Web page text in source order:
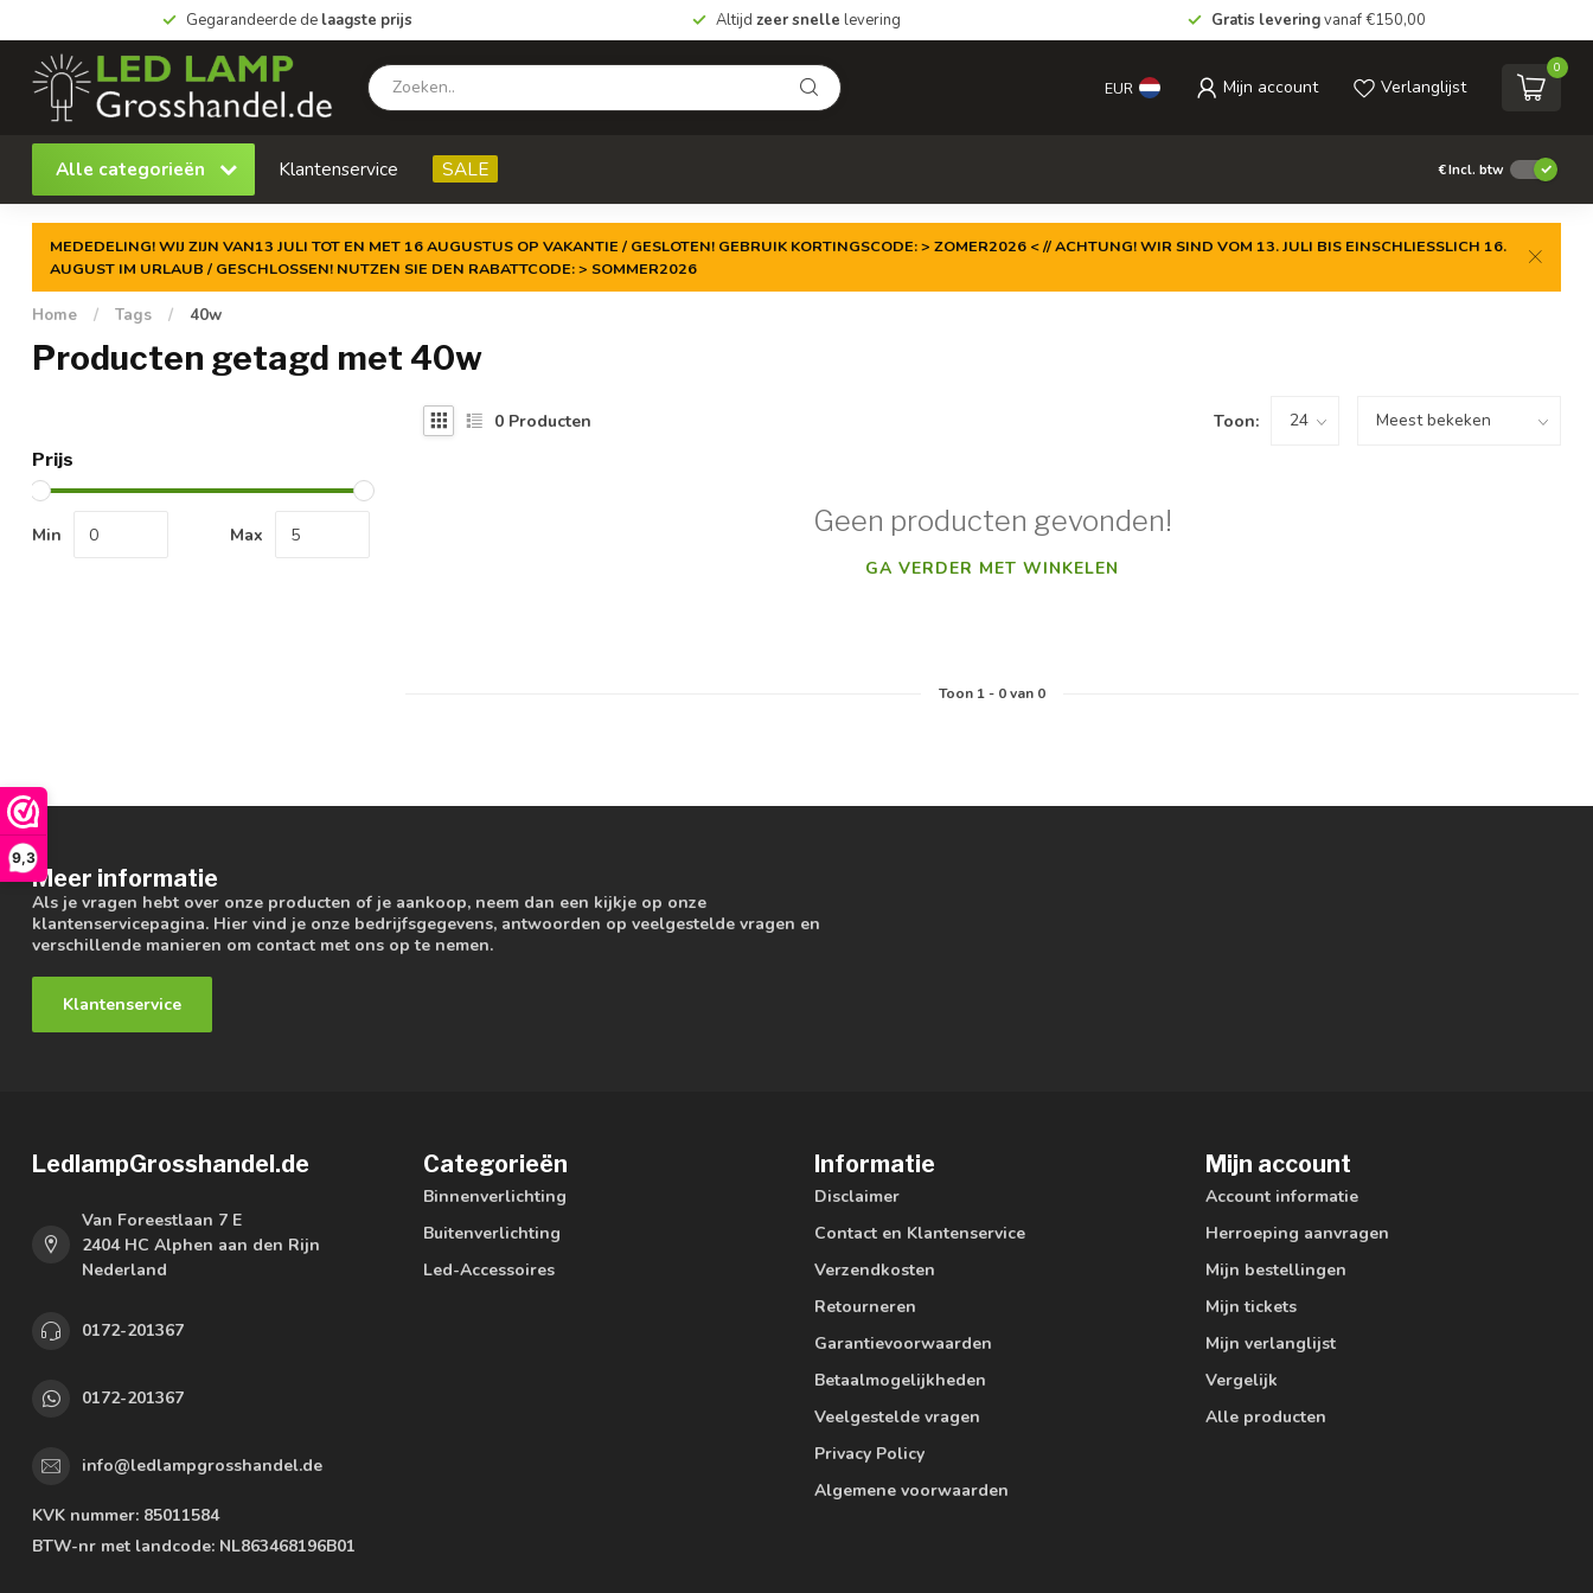
9,3
Gegarandeerde de laagste prijs Altijd zeer snelle levering Gratis leveringvanaf €150,00
EUR Mijn account Verlanglijst
0
Alle categorieën Klantenservice SALE €Incl. btw
MEDEDELING! WIJ ZIJN VAN13 JULI TOT EN MET 16 AUGUSTUS OP VAKANTIE / GESLOTEN! GEBRUIK KORTINGSCODE: > ZOMER2026 < // ACHTUNG! WIR SIND VOM 13. JULI BIS EINSCHLIESSLICH 16.
AUGUST IM URLAUB / GESCHLOSSEN! NUTZEN SIE DEN RABATTCODE: > SOMMER2026
Home / Tags / 40w
Producten getagd met 40w
Prijs
Min Max
0 Producten Toon:
Geen producten gevonden!
GA VERDER MET WINKELEN
Toon 1- 0van 0
Meer informatie
Als je vragen hebt over onze producten of je aankoop, neem dan een kijkje op onze
klantenservicepagina. Hier vind je onze bedrijfsgegevens, antwoorden op veelgestelde vragen en
verschillende manieren om contact met ons op te nemen.
Klantenservice
LedlampGrosshandel.de
Van Foreestlaan 7 E
2404 HC Alphen aan den Rijn
Nederland
0172-201367
0172-201367
info@ledlampgrosshandel.de
KVK nummer: 85011584
BTW-nr met landcode: NL863468196B01
Categorieën
Binnenverlichting
Buitenverlichting
Led-Accessoires
Informatie
Disclaimer
Contact en Klantenservice
Verzendkosten
Retourneren
Garantievoorwaarden
Betaalmogelijkheden
Veelgestelde vragen
Privacy Policy
Algemene voorwaarden
Mijn account
Account informatie
Herroeping aanvragen
Mijn bestellingen
Mijn tickets
Mijn verlanglijst
Vergelijk
Alle producten